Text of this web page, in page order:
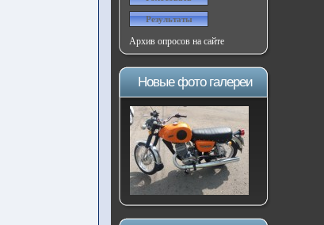
Архив опросов на сайте
Новые фото галереи